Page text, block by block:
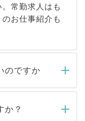
常勤求人はも
お仕事紹介も
のですか
社担当者がご
ールもしくは
か？